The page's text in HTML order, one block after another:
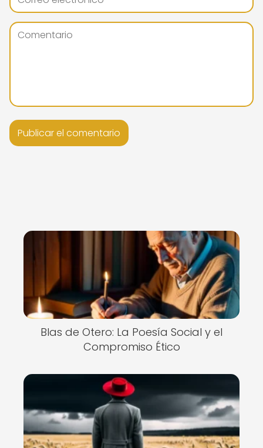
Blas de Otero: La Poesía Social y el
Compromiso Ético